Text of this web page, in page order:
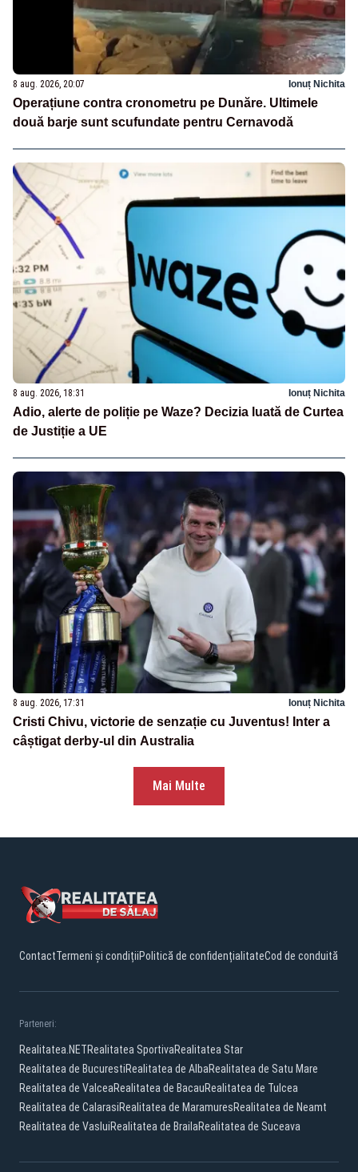
8 aug. 2026, 20:07 Ionuț Nichita
Operațiune contra cronometru pe Dunăre. Ultimele
două barje sunt scufundate pentru Cernavodă
8 aug. 2026, 18:31 Ionuț Nichita
Adio, alerte de poliție pe Waze? Decizia luată de Curtea
de Justiție a UE
8 aug. 2026, 17:31 Ionuț Nichita
Cristi Chivu, victorie de senzație cu Juventus! Inter a
câștigat derby-ul din Australia
Mai Multe
ContactTermeni și condițiiPolitică de confidențialitateCod de conduită
Parteneri:
Realitatea.NETRealitatea SportivaRealitatea Star
Realitatea de BucurestiRealitatea de AlbaRealitatea de Satu Mare
Realitatea de ValceaRealitatea de BacauRealitatea de Tulcea
Realitatea de CalarasiRealitatea de MaramuresRealitatea de Neamt
Realitatea de VasluiRealitatea de BrailaRealitatea de Suceava